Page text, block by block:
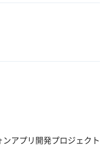
ンアプリ開発プロジェクト